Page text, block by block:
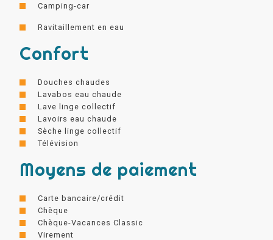
Camping-car
Ravitaillement en eau
Confort
Douches chaudes
Lavabos eau chaude
Lave linge collectif
Lavoirs eau chaude
Sèche linge collectif
Télévision
Moyens de paiement
Carte bancaire/crédit
Chèque
Chèque-Vacances Classic
Virement